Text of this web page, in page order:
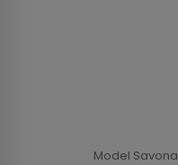
Model